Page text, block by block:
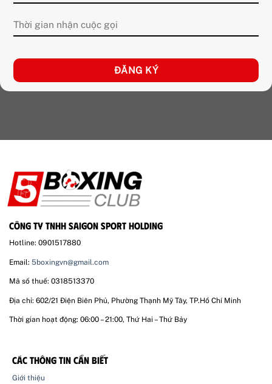
CÔNG TY TNHH SAIGON SPORT HOLDING
Hotline: 0901517880
Email: 5boxingvn@gmail.com
Mã số thuế: 0318513370
Địa chỉ: 602/21 Điện Biên Phủ, Phường Thạnh Mỹ Tây, TP.Hồ Chí Minh
Thời gian hoạt động: 06:00 – 21:00, Thứ Hai – Thứ Bảy
CÁC THÔNG TIN CẦN BIẾT
Giới thiệu